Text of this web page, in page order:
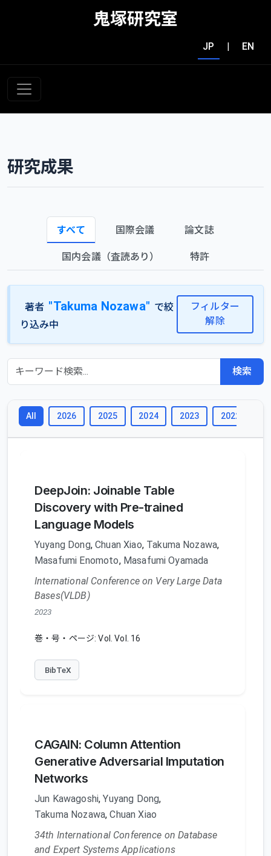
鬼塚研究室
JP | EN
研究成果
すべて 国際会議 論文誌
国内会議（査読あり） 特許
著者 "Takuma Nozawa" で絞
り込み中
フィルター
解除
検索
All 2026 2025 2024 2023 2022
DeepJoin: Joinable Table
Discovery with Pre-trained
Language Models
Yuyang Dong,Chuan Xiao, Takuma Nozawa,
Masafumi Enomoto, Masafumi Oyamada
International Conference on Very Large Data
Bases(VLDB)
2023
巻・号・ページ: Vol. Vol. 16
BibTeX
CAGAIN: Column Attention
Generative Adversarial Imputation
Networks
Jun Kawagoshi,Yuyang Dong,
Takuma Nozawa,Chuan Xiao
34th International Conference on Database
and Expert Systems Applications